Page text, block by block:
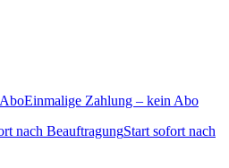
Einmalige Zahlung – kein Abo
Start sofort nach